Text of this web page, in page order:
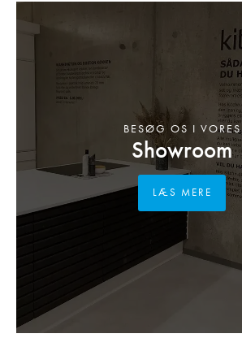
Showroom
BESØG OS I VORES
LÆS MERE